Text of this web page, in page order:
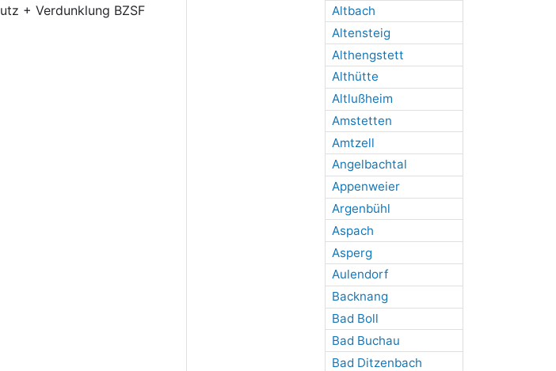
Altbach
Altensteig
Althengstett
Althütte
Altlußheim
Amstetten
Amtzell
Angelbachtal
Appenweier
Argenbühl
Aspach
Asperg
Aulendorf
Backnang
Bad Boll
Bad Buchau
Bad Ditzenbach
+ Verdunklung BZSF